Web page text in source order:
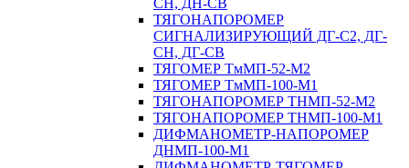
СН, ДН-СВ
ТЯГОНАПОРОМЕР
СИГНАЛИЗИРУЮЩИЙ ДГ-С2, ДГ-
СН, ДГ-СВ
ТЯГОМЕР ТмМП-52-М2
ТЯГОМЕР ТмМП-100-М1
ТЯГОНАПОРОМЕР ТНМП-52-М2
ТЯГОНАПОРОМЕР ТНМП-100-М1
ДИФМАНОМЕТР-НАПОРОМЕР
ДНМП-100-М1